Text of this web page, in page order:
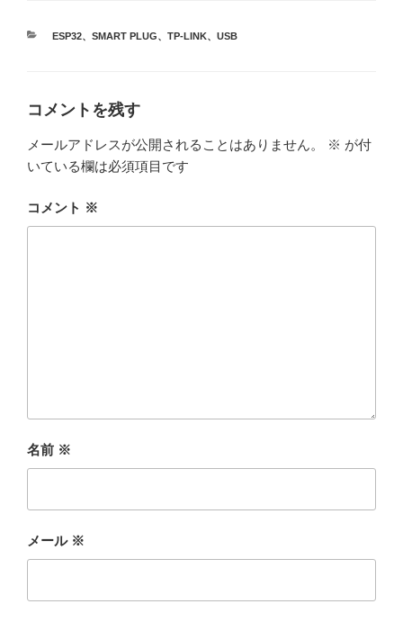
カ
ESP32、 SMART PLUG、 TP-LINK、 USB
コメントを残す
メールアドレスが公開されることはありません。 ※ が付
いている欄は必須項目です
コメント ※
名前 ※
メール ※